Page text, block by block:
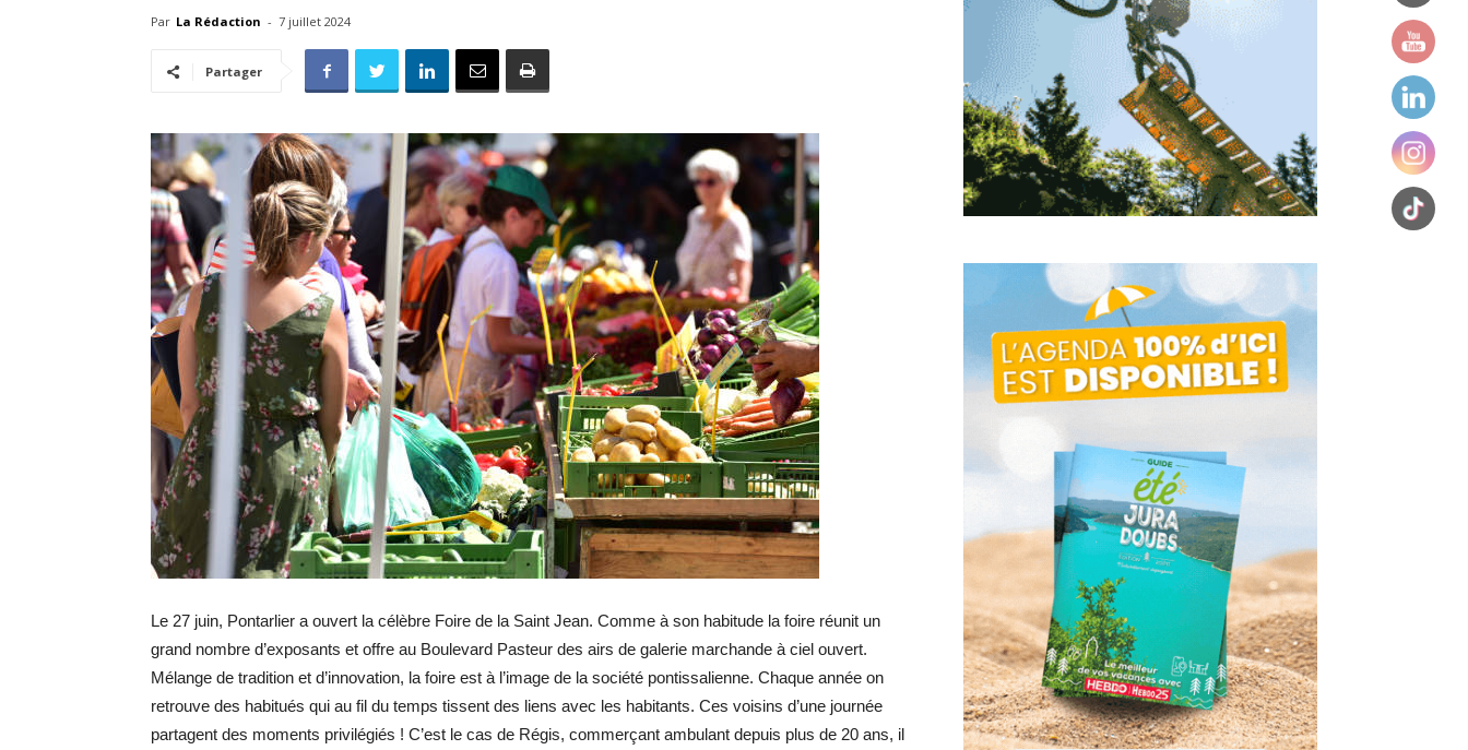
l'info
locale
–
Hebdo25
Par La Rédaction - 7 juillet 2024
Partager
Le 27 juin, Pontarlier a ouvert la célèbre Foire de la Saint Jean. Comme à son habitude la foire réunit un
grand nombre d’exposants et offre au Boulevard Pasteur des airs de galerie marchande à ciel ouvert.
Mélange de tradition et d’innovation, la foire est à l’image de la société pontissalienne. Chaque année on
retrouve des habitués qui au fil du temps tissent des liens avec les habitants. Ces voisins d’une journée
partagent des moments privilégiés ! C’est le cas de Régis, commerçant ambulant depuis plus de 20 ans, il